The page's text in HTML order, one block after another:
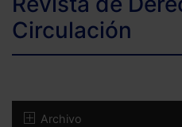
Circulación
Archivo